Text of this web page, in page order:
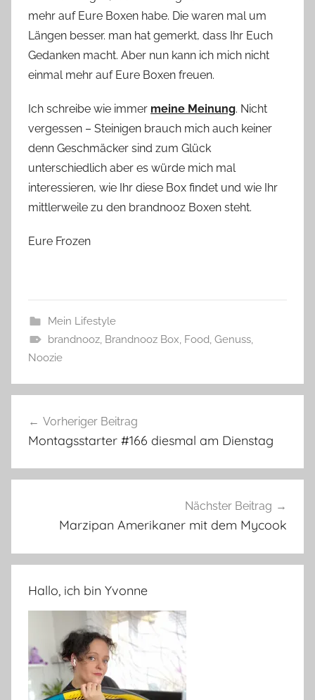
mehr auf Eure Boxen habe. Die waren mal um
Längen besser. man hat gemerkt, dass Ihr Euch
Gedanken macht. Aber nun kann ich mich nicht
einmal mehr auf Eure Boxen freuen.
Ich schreibe wie immer meine Meinung. Nicht
vergessen – Steinigen brauch mich auch keiner
denn Geschmäcker sind zum Glück
unterschiedlich aber es würde mich mal
interessieren, wie Ihr diese Box findet und wie Ihr
mittlerweile zu den brandnooz Boxen steht.
Eure Frozen
Mein Lifestyle
brandnooz, Brandnooz Box, Food, Genuss,
Noozie
Vorheriger Beitrag
Montagsstarter #166 diesmal am Dienstag
Nächster Beitrag
Marzipan Amerikaner mit dem Mycook
Hallo, ich bin Yvonne